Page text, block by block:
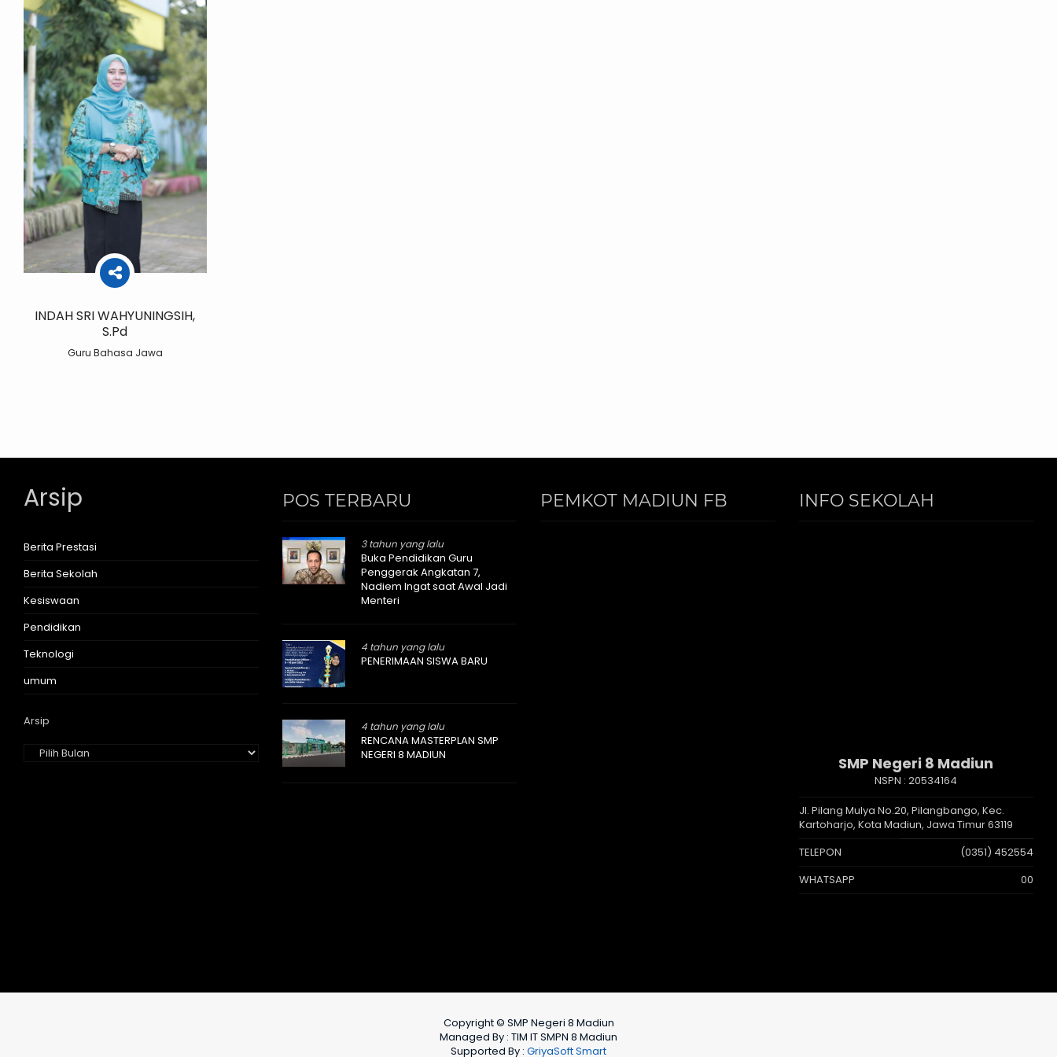
INDAH SRI WAHYUNINGSIH,
S.Pd
Guru Bahasa Jawa
Arsip
Berita Prestasi
Berita Sekolah
Kesiswaan
Pendidikan
Teknologi
umum
Arsip
POS TERBARU
3 tahun yang lalu
Buka Pendidikan Guru
Penggerak Angkatan 7,
Nadiem Ingat saat Awal Jadi
Menteri
4 tahun yang lalu
PENERIMAAN SISWA BARU
4 tahun yang lalu
RENCANA MASTERPLAN SMP
NEGERI 8 MADIUN
PEMKOT MADIUN FB INFO SEKOLAH
SMP Negeri 8 Madiun
NSPN :20534164
Jl. Pilang Mulya No.20, Pilangbango, Kec.
Kartoharjo, Kota Madiun, Jawa Timur 63119
TELEPON
(0351) 452554
WHATSAPP
00
Copyright © SMP Negeri 8 Madiun
Managed By : TIM IT SMPN 8 Madiun
Supported By : GriyaSoft Smart